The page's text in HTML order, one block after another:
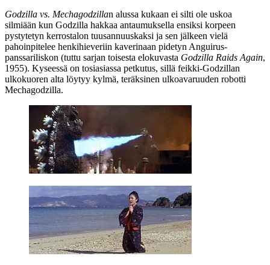
Godzilla vs. Mechagodzillan alussa kukaan ei silti ole uskoa
silmiään kun Godzilla hakkaa antaumuksella ensiksi korpeen
pystytetyn kerrostalon tuusannuuskaksi ja sen jälkeen vielä
pahoinpitelee henkihieveriin kaverinaan pidetyn Anguirus-
panssariliskon (tuttu sarjan toisesta elokuvasta Godzilla Raids Again,
1955). Kyseessä on tosiasiassa petkutus, sillä feikki-Godzillan
ulkokuoren alta löytyy kylmä, teräksinen ulkoavaruuden robotti
Mechagodzilla.